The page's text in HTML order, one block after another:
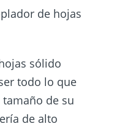
de hojas
sólido
todo lo que
de su
de alto